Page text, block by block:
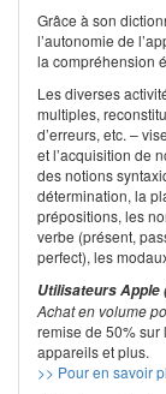
Grâce à son
l’autonomie de
la compréhension
Les diverses
multiples,
d’erreurs, etc. –
et l’acquisition de
des notions
détermination, la
prépositions, les
verbe (présent,
perfect), les
Utilisateurs Apple
Achat en volume
remise de 50%
appareils et plus.
>> Pour en savoir